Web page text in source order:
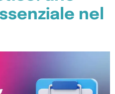
nel